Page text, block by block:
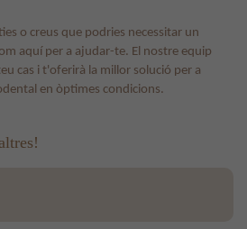
o creus que podries necessitar un
aquí per a ajudar-te. El nostre equip
cas i t'oferirà la millor solució per a
en òptimes condicions.